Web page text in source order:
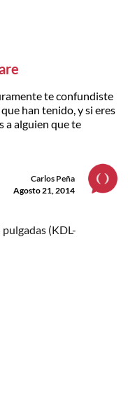
te confundiste
han tenido, y si eres
a alguien que te
Carlos Peña
Agosto 21, 2014